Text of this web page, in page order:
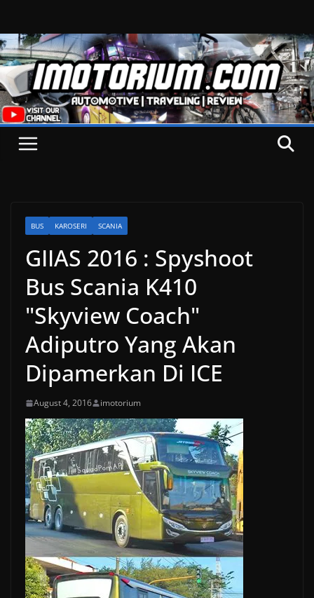
content
BUS KAROSERI SCANIA
GIIAS 2016 : Spyshoot
Bus Scania K410
"Skyview Coach"
Adiputro Yang Akan
Dipamerkan Di ICE
August 4, 2016 imotorium